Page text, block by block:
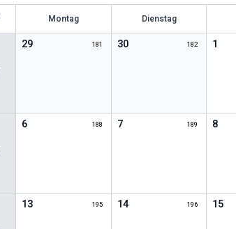
Montag Dienstag
29 181 30 182 1
6 188 7 189 8
13 195 14 196 15